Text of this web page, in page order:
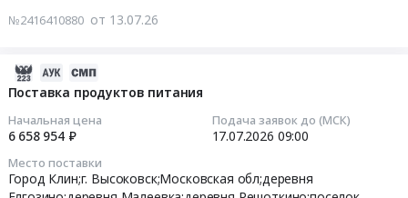
Отходы и лом
Услуги ЖКХ
Социальные услуги
№2416410880 от 13.07.26
Поставка продуктов питания
Начальная цена
6 658 954 ₽
Подача заявок до (МСК)
17.07.2026 09:00
Место поставки
Город Клин;г. Высоковск;Московская обл;деревня